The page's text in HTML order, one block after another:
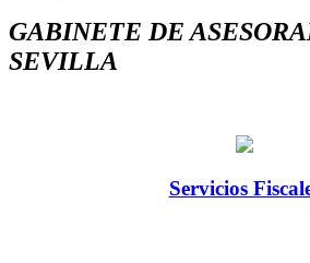
GABINETE DE
SEVILLA
Servicios